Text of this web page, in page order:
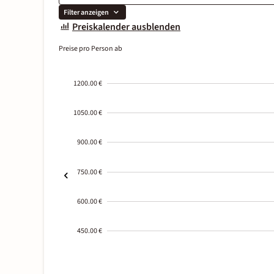
Filter anzeigen
Preiskalender ausblenden
Preise pro Person ab
1200.00 €
1050.00 €
900.00 €
750.00 €
600.00 €
450.00 €